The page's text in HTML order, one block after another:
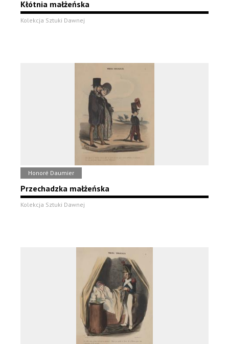
Kłótnia małżeńska
Kolekcja Sztuki Dawnej
Honoré Daumier
Przechadzka małżeńska
Kolekcja Sztuki Dawnej